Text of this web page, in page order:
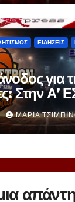
ΕΙΔΗΣΕΙΣ
για
Στην Α’
– Αυτές
ΜΑΡΊΑ